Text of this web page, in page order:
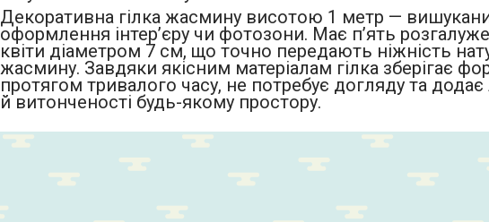
Декоративна гілка жасмину висотою 1 метр —
оформлення інтер’єру чи фотозони. Має п’ять
квіти діаметром 7 см, що точно передають ніжність
жасмину. Завдяки якісним матеріалам гілка зберігає
протягом тривалого часу, не потребує догляду та додає
й витонченості будь-якому простору.